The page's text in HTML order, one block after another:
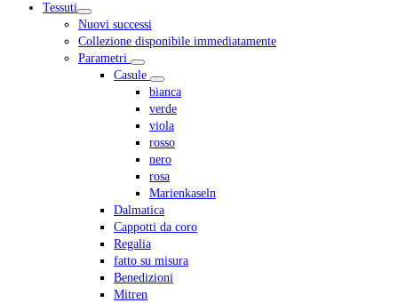
menu
Tessuti
Nuovi successi
Collezione disponibile immediatamente
Parametri
Casule
bianca
verde
viola
rosso
nero
rosa
Marienkaseln
Dalmatica
Cappotti da coro
Regalia
fatto su misura
Benedizioni
Mitren